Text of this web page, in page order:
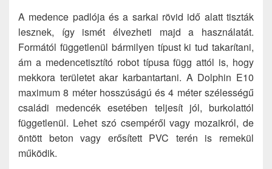
A medence padlója és a sarkai rövid idő alatt tiszták
lesznek, így ismét élvezheti majd a használatát.
Formától függetlenül bármilyen típust ki tud takarítani,
ám a medencetisztító robot típusa függ attól is, hogy
mekkora területet akar karbantartani. A Dolphin E10
maximum 8 méter hosszúságú és 4 méter szélességű
családi medencék esetében teljesít jól, burkolattól
függetlenül. Lehet szó csempéről vagy mozaikról, de
öntött beton vagy erősített PVC terén is remekül
működik.